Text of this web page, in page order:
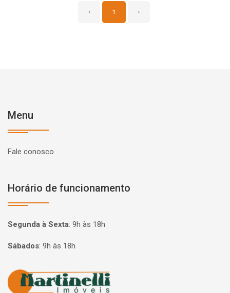
‹ 1 ›
Menu
Fale conosco
Horário de funcionamento
Segunda à Sexta: 9h às 18h
Sábados: 9h às 18h
Página inicial